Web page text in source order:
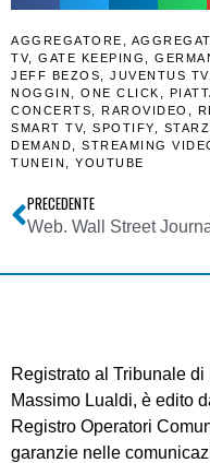
AGGREGATORE
TV, GATE KEEPING
JEFF BEZOS
JUVENTUS TV
NOGGIN
ONE CLICK
CONCERTS
RAROVIDEO
SMART TV, SPOTIFY
DEMAND
STREAMING
TUNEIN
YOUTUBE
PRECEDENTE
Registrato al Tribunale di
Massimo Lualdi, è edito
Registro Operatori
garanzie nelle